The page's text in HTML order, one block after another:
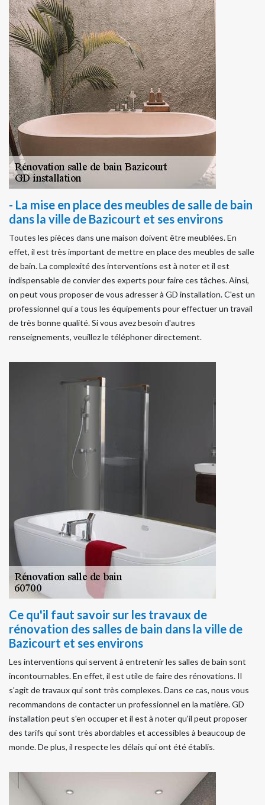
- La mise en place des meubles de salle de bain
dans la ville de Bazicourt et ses environs
Toutes les pièces dans une maison doivent être meublées. En
effet, il est très important de mettre en place des meubles de salle
de bain. La complexité des interventions est à noter et il est
indispensable de convier des experts pour faire ces tâches. Ainsi,
on peut vous proposer de vous adresser à GD installation. C'est un
professionnel qui a tous les équipements pour effectuer un travail
de très bonne qualité. Si vous avez besoin d'autres
renseignements, veuillez le téléphoner directement.
Ce qu'il faut savoir sur les travaux de
rénovation des salles de bain dans la ville de
Bazicourt et ses environs
Les interventions qui servent à entretenir les salles de bain sont
incontournables. En effet, il est utile de faire des rénovations. Il
s'agit de travaux qui sont très complexes. Dans ce cas, nous vous
recommandons de contacter un professionnel en la matière. GD
installation peut s'en occuper et il est à noter qu'il peut proposer
des tarifs qui sont très abordables et accessibles à beaucoup de
monde. De plus, il respecte les délais qui ont été établis.